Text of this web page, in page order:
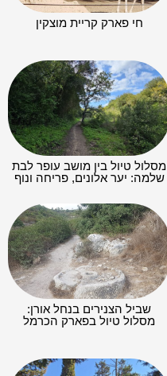
חי פארק קריית מוצקין
מסלול טיול בין מושב עופר לבת
שלמה: יער אלונים, פריחה ונוף
שביל הצנירים בנחל אורן:
מסלול טיול בפארק הכרמל